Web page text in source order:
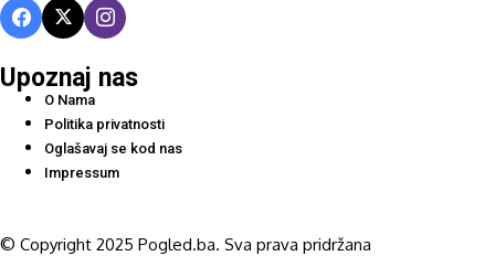
Upoznaj nas
O Nama
Politika privatnosti
Oglašavaj se kod nas
Impressum
© Copyright 2025 Pogled.ba. Sva prava pridržana